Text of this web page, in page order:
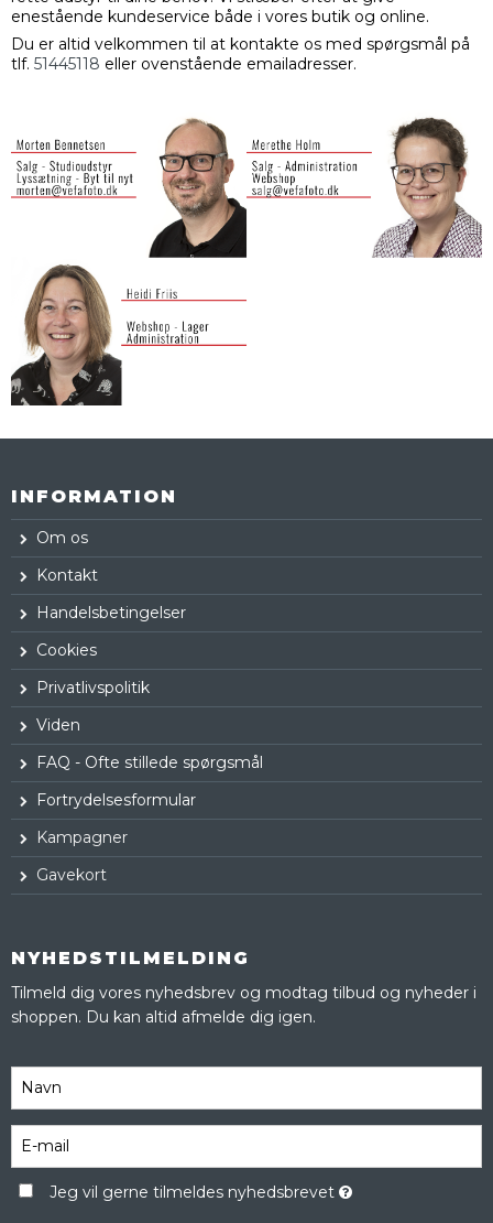
enestående kundeservice både i vores butik og online.
Du er altid velkommen til at kontakte os med spørgsmål på
tlf. 51445118 eller ovenstående emailadresser.
INFORMATION
Om os
Kontakt
Handelsbetingelser
Cookies
Privatlivspolitik
Viden
FAQ - Ofte stillede spørgsmål
Fortrydelsesformular
Kampagner
Gavekort
NYHEDSTILMELDING
Tilmeld dig vores nyhedsbrev og modtag tilbud og nyheder i
shoppen. Du kan altid afmelde dig igen.
Jeg vil gerne tilmeldes nyhedsbrevet